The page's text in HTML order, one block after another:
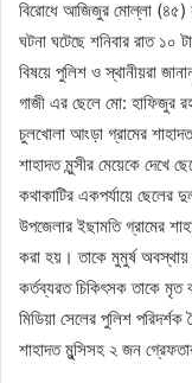
বিরোধে আজিজুর মোল্লা (৪৫)
ঘটনা ঘটেছে শনিবার রাত ১০
বিষয়ে পুলিশ ও স্থানীয়রা
গাজী এর ছেলে মো: হাফিজুর
চুলখোলা আংড়া গ্রামের শাহাদত
শাহাদত মুন্সীর মেয়েকে দেখে
কথাকাটির একপর্যায়ে ছেলের
উপজেলার ইছামতি গ্রামের
করা হয়। তাকে মুমুর্ষ
কর্তব্যরত চিকিৎসক তাকে মৃত
মিডিয়া সেলের পুলিশ
শাহাদত মুন্সিসহ ২ জন